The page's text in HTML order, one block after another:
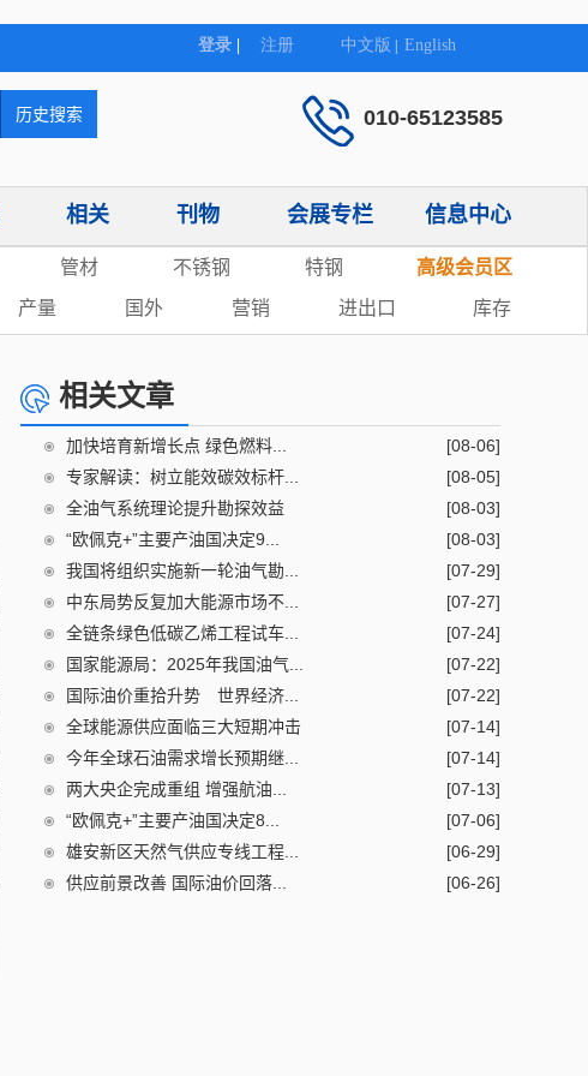
010-65123585
相关 刊物 会展专栏 信息中心
管材 不锈钢 特钢
高级会员区
产量 国外 营销 进出口 库存
相关文章
加快培育新增长点 绿色燃料...
[08-06]
专家解读：树立能效碳效标杆...
[08-05]
全油气系统理论提升勘探效益
[08-03]
“欧佩克+”主要产油国决定9...
[08-03]
我国将组织实施新一轮油气勘...
[07-29]
中东局势反复加大能源市场不...
[07-27]
全链条绿色低碳乙烯工程试车...
[07-24]
国家能源局：2025年我国油气...
[07-22]
国际油价重拾升势 世界经济...
[07-22]
全球能源供应面临三大短期冲击
[07-14]
今年全球石油需求增长预期继...
[07-14]
两大央企完成重组 增强航油...
[07-13]
“欧佩克+”主要产油国决定8...
[07-06]
雄安新区天然气供应专线工程...
[06-29]
供应前景改善 国际油价回落...
[06-26]